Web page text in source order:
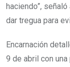
haciendo”,
dar tregua para
Encarnación
9 de abril con